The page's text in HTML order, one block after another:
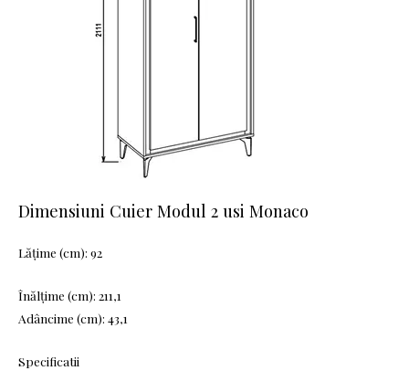
Dimensiuni Cuier Modul 2 usi Monaco
Lățime (cm): 92
Înălțime (cm): 211,1
Adâncime (cm): 43,1
Specificatii